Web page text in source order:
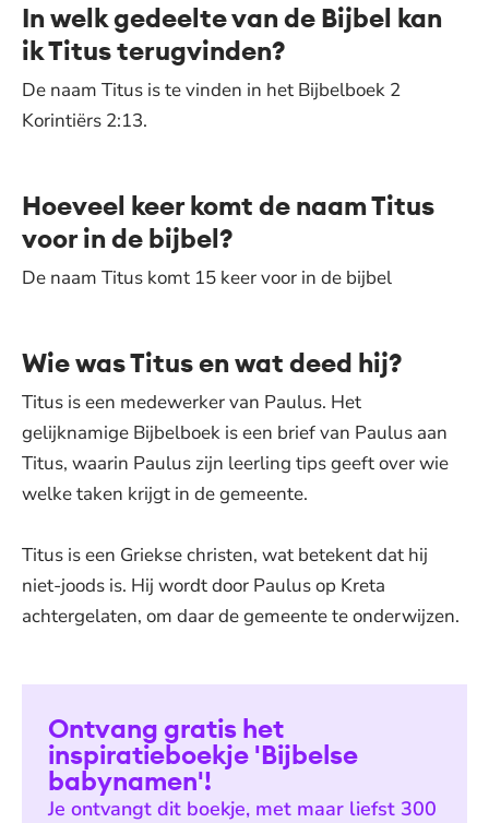
In welk gedeelte van de Bijbel kan
ik Titus terugvinden?
De naam Titus is te vinden in het Bijbelboek 2
Korintiërs 2:13.
Hoeveel keer komt de naam Titus
voor in de bijbel?
De naam Titus komt 15 keer voor in de bijbel
Wie was Titus en wat deed hij?
Titus is een medewerker van Paulus. Het
gelijknamige Bijbelboek is een brief van Paulus aan
Titus, waarin Paulus zijn leerling tips geeft over wie
welke taken krijgt in de gemeente.
Titus is een Griekse christen, wat betekent dat hij
niet-joods is. Hij wordt door Paulus op Kreta
achtergelaten, om daar de gemeente te onderwijzen.
Ontvang gratis het
inspiratieboekje 'Bijbelse
babynamen'!
Je ontvangt dit boekje, met maar liefst 300